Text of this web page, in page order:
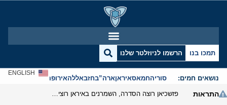
תמכו בנו הרשמו לניוזלטר שלנו
נושאים חמים: סוריהחמאסאיראןארה”בחזבאללהאירופהאנטישמיות
ENGLISH
התראות